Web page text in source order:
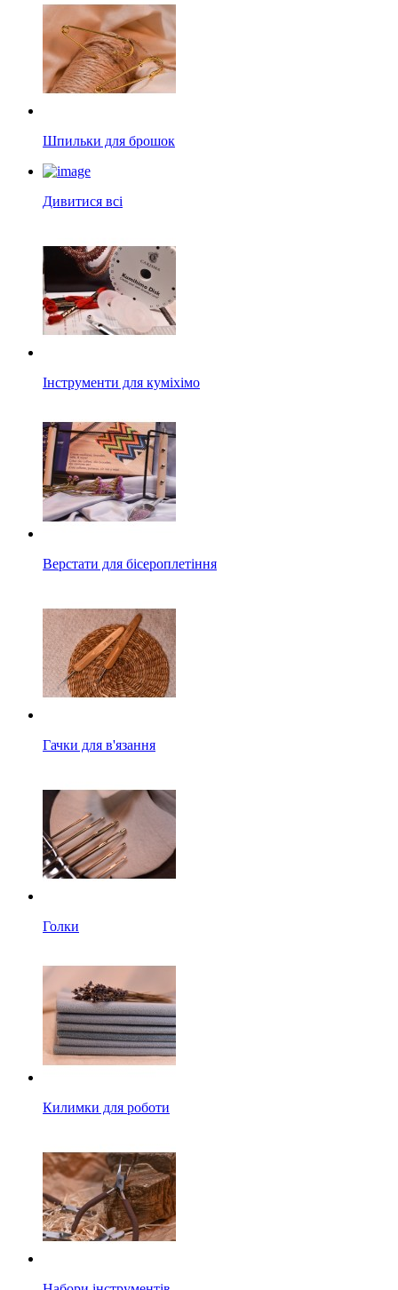
Шпильки для брошок
Дивитися всі
Інструменти для куміхімо
Верстати для бісероплетіння
Гачки для в'язання
Голки
Килимки для роботи